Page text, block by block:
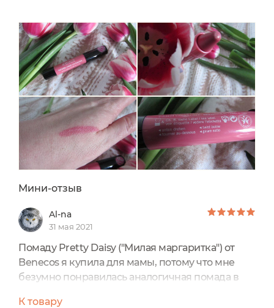
Мини-отзыв
Al-na
31 мая 2021
Помаду Pretty Daisy ("Милая маргаритка") от
Benecos я купила для мамы, потому что мне
безумно понравилась аналогичная помада в
К товару